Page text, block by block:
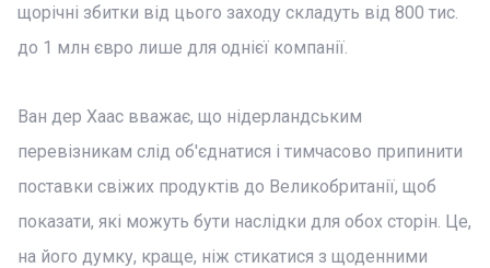
щорічні збитки від цього заходу складуть від 800 тис.
до 1 млн євро лише для однієї компанії.
Ван дер Хаас вважає, що нідерландським
перевізникам слід об'єднатися і тимчасово припинити
поставки свіжих продуктів до Великобританії, щоб
показати, які можуть бути наслідки для обох сторін. Це,
на його думку, краще, ніж стикатися з щоденними